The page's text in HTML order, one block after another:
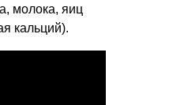
молока, яиц
кальций).